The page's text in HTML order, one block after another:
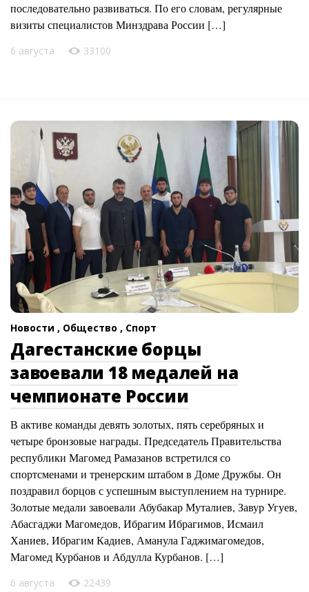
последовательно развиваться. По его словам, регулярные
визиты специалистов Минздрава России […]
6 августа 33100
Новости , Общество , Спорт
Дагестанские борцы
завоевали 18 медалей на
чемпионате России
В активе команды девять золотых, пять серебряных и
четыре бронзовые награды. Председатель Правительства
республики Магомед Рамазанов встретился со
спортсменами и тренерским штабом в Доме Дружбы. Он
поздравил борцов с успешным выступлением на турнире.
Золотые медали завоевали Абубакар Муталиев, Завур Угуев,
Абасгаджи Магомедов, Ибрагим Ибрагимов, Исмаил
Ханиев, Ибрагим Кадиев, Аманула Гаджимагомедов,
Магомед Курбанов и Абдулла Курбанов. […]
6 августа 22439